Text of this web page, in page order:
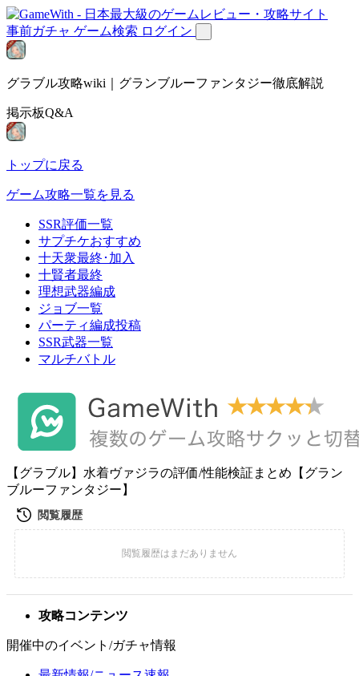
事前ガチャ ゲーム検索 ログイン
グラブル攻略wiki｜グランブルーファンタジー徹底解説
掲示板Q&A
トップに戻る
ゲーム攻略一覧を見る
SSR評価一覧
サプチケおすすめ
十天衆最終･加入
十賢者最終
理想武器編成
ジョブ一覧
パーティ編成投稿
SSR武器一覧
マルチバトル
【グラブル】水着ヴァジラの評価/性能検証まとめ【グラン
ブルーファンタジー】
攻略コンテンツ
開催中のイベント/ガチャ情報